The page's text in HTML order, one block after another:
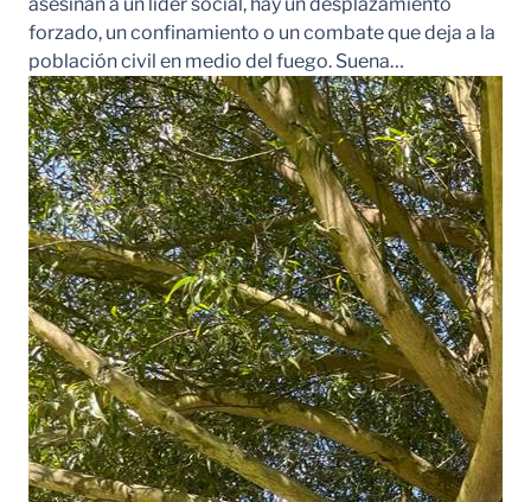
asesinan a un líder social, hay un desplazamiento
forzado, un confinamiento o un combate que deja a la
población civil en medio del fuego. Suena…